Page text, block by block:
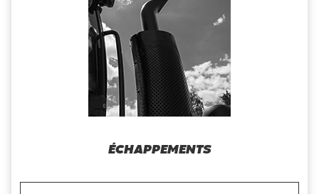
ÉCHAPPEMENTS